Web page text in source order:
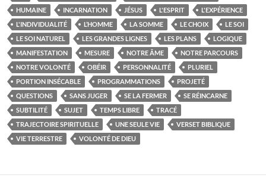
HUMAINE
INCARNATION JÉSUS L'ESPRIT
L'EXPÉRIENCE
L'INDIVIDUALITÉ
L’HOMME LA SOMME LE CHOIX
LE SOI
LE SOI NATUREL
LES GRANDES LIGNES LES PLANS
LOGIQUE
MANIFESTATION
MESURE NOTRE ÂME
NOTRE PARCOURS
NOTRE VOLONTÉ
OBÉIR PERSONNALITÉ
PLURIEL
PORTION INSÉCABLE
PROGRAMMATIONS
PROJETÉ
QUESTIONS
SANS JUGER SE LA FERMER
SE RÉINCARNE
SUBTILITÉ
SUJET TEMPS LIBRE
TRACÉ
TRAJECTOIRE SPIRITUELLE
UNE SEULE VIE
VERSET BIBLIQUE
VIE TERRESTRE
VOLONTÉ DE DIEU